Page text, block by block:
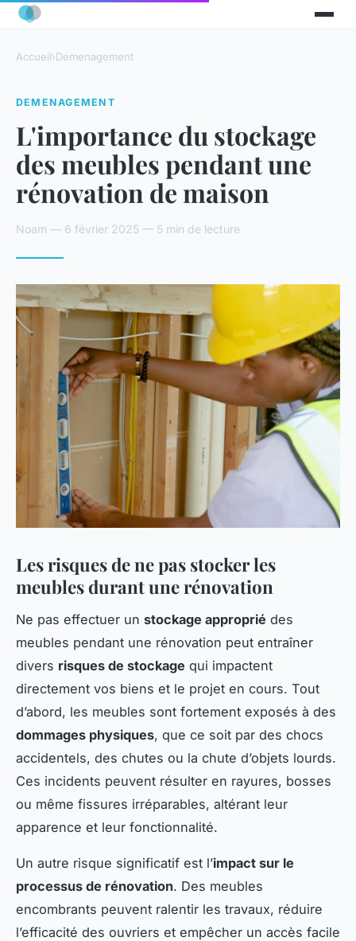
Accueil›Demenagement
DEMENAGEMENT
L'importance du stockage
des meubles pendant une
rénovation de maison
Noam — 6 février 2025 — 5 min de lecture
Les risques de ne pas stocker les
meubles durant une rénovation
Ne pas effectuer un stockage approprié des
meubles pendant une rénovation peut entraîner
divers risques de stockage qui impactent
directement vos biens et le projet en cours. Tout
d’abord, les meubles sont fortement exposés à des
dommages physiques, que ce soit par des chocs
accidentels, des chutes ou la chute d’objets lourds.
Ces incidents peuvent résulter en rayures, bosses
ou même fissures irréparables, altérant leur
apparence et leur fonctionnalité.
Un autre risque significatif est l’impact sur le
processus de rénovation. Des meubles
encombrants peuvent ralentir les travaux, réduire
l’efficacité des ouvriers et empêcher un accès facile